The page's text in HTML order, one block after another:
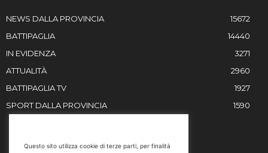
NEWS DALLA PROVINCIA
15672
BATTIPAGLIA
14440
IN EVIDENZA
3271
ATTUALITÀ
2960
BATTIPAGLIA TV
1927
SPORT DALLA PROVINCIA
1590
Questo sito utilizza cookie di terze parti, per finalità